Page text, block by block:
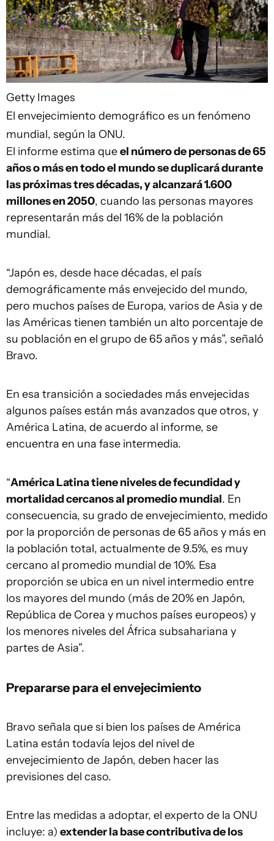
Getty Images
El envejecimiento demográfico es un fenómeno
mundial, según la ONU.
El informe estima queel número de personas de 65
años o más en todo el mundo se duplicará durante
las próximas tres décadas, y alcanzará 1.600
millones en 2050, cuando las personas mayores
representarán más del 16% de la población
mundial.
“Japón es, desde hace décadas, el país
demográficamente más envejecido del mundo,
pero muchos países de Europa, varios de Asia y de
las Américas tienen también un alto porcentaje de
su población en el grupo de 65 años y más”, señaló
Bravo.
En esa transición a sociedades más envejecidas
algunos países están más avanzados que otros, y
América Latina, de acuerdo al informe, se
encuentra en una fase intermedia.
“América Latina tiene niveles de fecundidad y
mortalidad cercanos al promedio mundial. En
consecuencia, su grado de envejecimiento, medido
por la proporción de personas de 65 años y más en
la población total, actualmente de 9.5%, es muy
cercano al promedio mundial de 10%. Esa
proporción se ubica en un nivel intermedio entre
los mayores del mundo (más de 20% en Japón,
República de Corea y muchos países europeos) y
los menores niveles del África subsahariana y
partes de Asia”.
Prepararse para el envejecimiento
Bravo señala que si bien los países de América
Latina están todavía lejos del nivel de
envejecimiento de Japón, deben hacer las
previsiones del caso.
Entre las medidas a adoptar, el experto de la ONU
incluye: a) extender la base contributiva de los